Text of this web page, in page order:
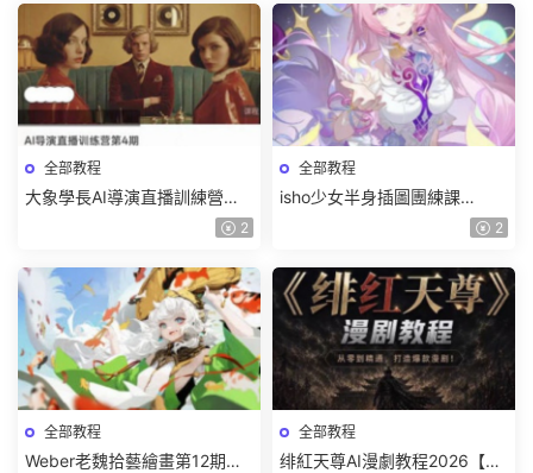
全部教程
大象學長AI導演直播訓練營第4
期2026【畫質高清有資料】 2
全部教程
isho少女半身插圖團練課
2026【畫質高清隻有視頻】 2
全部教程
Weber老魏拾藝繪畫第12期角
全部教程
绯紅天尊AI漫劇教程2026【畫